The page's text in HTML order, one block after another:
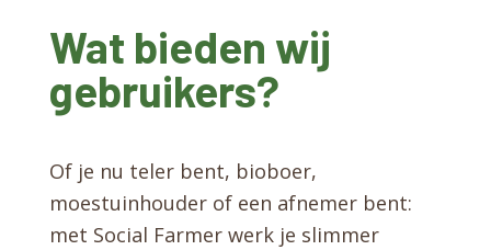
Wat bieden wij
gebruikers?
Of je nu teler bent, bioboer,
moestuinhouder of een afnemer bent:
met Social Farmer werk je slimmer